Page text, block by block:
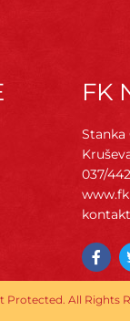
FK
Stanka
037/
F
a
c
e
b
All Rights